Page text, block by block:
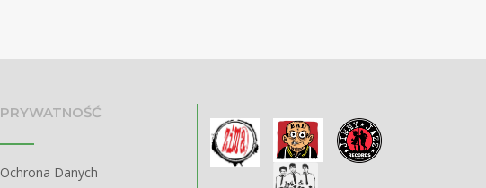
PRYWATNOŚĆ
Ochrona Danych